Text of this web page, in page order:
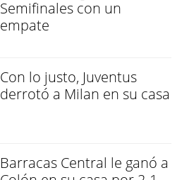
Semifinales con un
empate
Con lo justo, Juventus
derrotó a Milan en su casa
Barracas Central le ganó a